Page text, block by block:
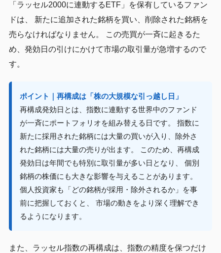
「ラッセル2000に連動するETF」を保有しているファン
ドは、 新たに追加された銘柄を買い、削除された銘柄を
売らなければなりません。 この売買が一斉に起きるた
め、発効日の引けにかけて市場の取引量が急増するので
す。
ポイント｜再構成は「株の大規模な引っ越し日」
再構成発効日とは、指数に連動する世界中のファンド
が一斉にポートフォリオを組み替える日です。 指数に
新たに採用された銘柄には大量の買いが入り、除外さ
れた銘柄には大量の売りが出ます。 このため、再構成
発効日は年間でも特別に取引量が多い日となり、 個別
銘柄の株価にも大きな影響を与えることがあります。
個人投資家も「どの銘柄が採用・除外されるか」を事
前に把握しておくと、 市場の動きをより深く理解でき
るようになります。
また、ラッセル指数の再構成は、指数の精度を保つだけ